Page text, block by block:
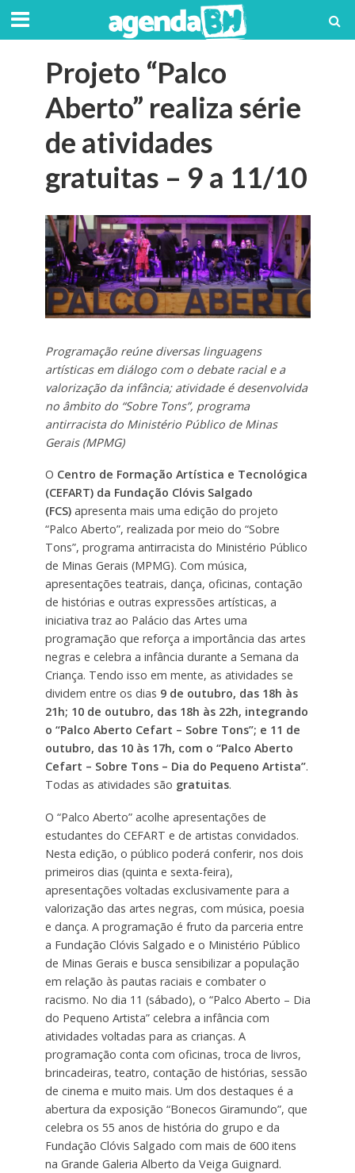
Projeto “Palco
Aberto” realiza série
de atividades
gratuitas – 9 a 11/10
Programação reúne diversas linguagens
artísticas em diálogo com o debate racial e a
valorização da infância; atividade é desenvolvida
no âmbito do “Sobre Tons”, programa
antirracista do Ministério Público de Minas
Gerais (MPMG)
O Centro de Formação Artística e Tecnológica
(CEFART) da Fundação Clóvis Salgado
(FCS)apresenta mais uma edição do projeto
“Palco Aberto”, realizada por meio do “Sobre
Tons”, programa antirracista do Ministério Público
de Minas Gerais (MPMG). Com música,
apresentações teatrais, dança, oficinas, contação
de histórias e outras expressões artísticas, a
iniciativa traz ao Palácio das Artes uma
programação que reforça a importância das artes
negras e celebra a infância durante a Semana da
Criança. Tendo isso em mente, as atividades se
dividem entre os dias 9 de outubro, das 18h às
21h; 10 de outubro, das 18h às 22h, integrando
o “Palco Aberto Cefart – Sobre Tons”; e 11 de
outubro, das 10 às 17h, com o “Palco Aberto
Cefart – Sobre Tons – Dia do Pequeno Artista”.
Todas as atividades são gratuitas.
O “Palco Aberto” acolhe apresentações de
estudantes do CEFART e de artistas convidados.
Nesta edição, o público poderá conferir, nos dois
primeiros dias (quinta e sexta-feira),
apresentações voltadas exclusivamente para a
valorização das artes negras, com música, poesia
e dança. A programação é fruto da parceria entre
a Fundação Clóvis Salgado e o Ministério Público
de Minas Gerais e busca sensibilizar a população
em relação às pautas raciais e combater o
racismo. No dia 11 (sábado), o “Palco Aberto – Dia
do Pequeno Artista” celebra a infância com
atividades voltadas para as crianças. A
programação conta com oficinas, troca de livros,
brincadeiras, teatro, contação de histórias, sessão
de cinema e muito mais. Um dos destaques é a
abertura da exposição “Bonecos Giramundo”, que
celebra os 55 anos de história do grupo e da
Fundação Clóvis Salgado com mais de 600 itens
na Grande Galeria Alberto da Veiga Guignard.